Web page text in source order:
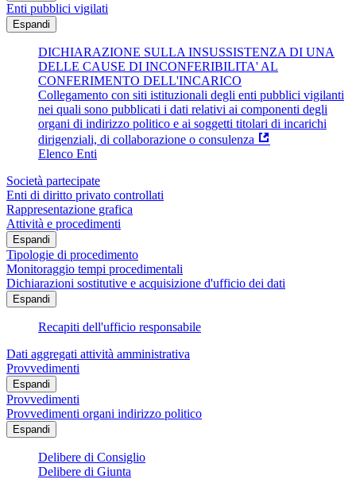
Enti pubblici vigilati
Espandi
DICHIARAZIONE SULLA INSUSSISTENZA DI UNA
DELLE CAUSE DI INCONFERIBILITA' AL
CONFERIMENTO DELL'INCARICO
Collegamento con siti istituzionali degli enti pubblici vigilanti
nei quali sono pubblicati i dati relativi ai componenti degli
organi di indirizzo politico e ai soggetti titolari di incarichi
dirigenziali, di collaborazione o consulenza
Elenco Enti
Società partecipate
Enti di diritto privato controllati
Rappresentazione grafica
Attività e procedimenti
Espandi
Tipologie di procedimento
Monitoraggio tempi procedimentali
Dichiarazioni sostitutive e acquisizione d'ufficio dei dati
Espandi
Recapiti dell'ufficio responsabile
Dati aggregati attività amministrativa
Provvedimenti
Espandi
Provvedimenti
Provvedimenti organi indirizzo politico
Espandi
Delibere di Consiglio
Delibere di Giunta